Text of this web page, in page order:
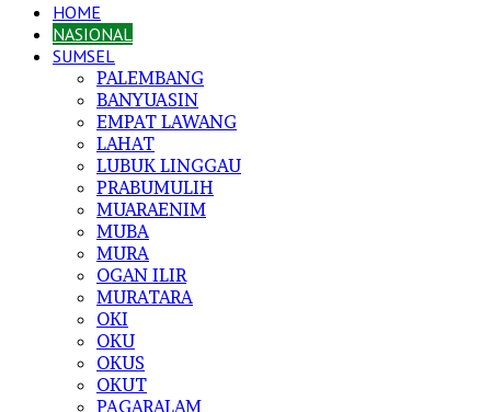
HOME
NASIONAL
SUMSEL
PALEMBANG
BANYUASIN
EMPAT LAWANG
LAHAT
LUBUK LINGGAU
PRABUMULIH
MUARAENIM
MUBA
MURA
OGAN ILIR
MURATARA
OKI
OKU
OKUS
OKUT
PAGARALAM